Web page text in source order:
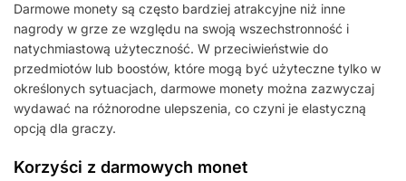
Darmowe monety są często bardziej atrakcyjne niż inne
nagrody w grze ze względu na swoją wszechstronność i
natychmiastową użyteczność. W przeciwieństwie do
przedmiotów lub boostów, które mogą być użyteczne tylko w
określonych sytuacjach, darmowe monety można zazwyczaj
wydawać na różnorodne ulepszenia, co czyni je elastyczną
opcją dla graczy.
Korzyści z darmowych monet